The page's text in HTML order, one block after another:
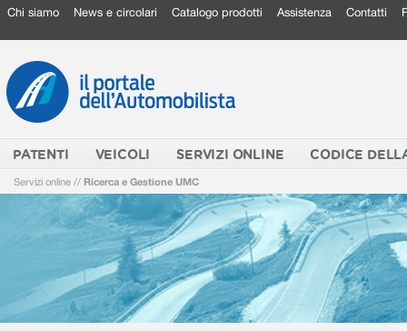
Chi siamo News e circolari Catalogo prodotti Assistenza Contatti
PATENTI VEICOLI SERVIZI ONLINE CODICE
Servizi online // Ricerca e Gestione UMC